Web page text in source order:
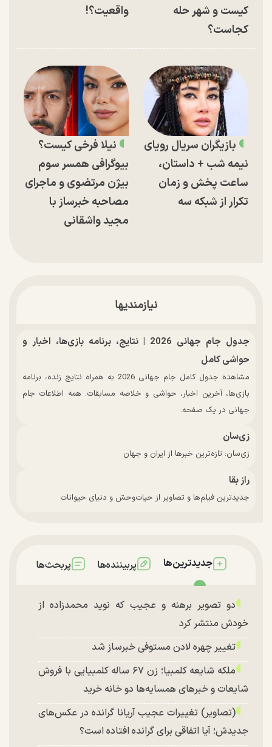
کیست و شهر حله
کجاست؟
واقعیت؟!
بازیگران سریال رویای
نیمه شب + داستان،
ساعت پخش و زمان
تکرار از شبکه سه
نیلا فرخی کیست؟
بیوگرافی همسر سوم
بیژن مرتضوی و ماجرای
مصاحبه خبرساز با
مجید واشقانی
نیازمندیها
جدول جام جهانی 2026 | نتایج، برنامه بازی‌ها، اخبار و
حواشی کامل
مشاهده جدول کامل جام جهانی 2026 به همراه نتایج زنده، برنامه
بازی‌ها، آخرین اخبار، حواشی و خلاصه مسابقات. همه اطلاعات جام
جهانی در یک صفحه.
زی‌سان
زی‌سان: تازه‌ترین خبرها از ایران و جهان
راز بقا
جدیدترین فیلم‌ها و تصاویر از حیات‌وحش و دنیای حیوانات
جدیدترین‌ها پربیننده‌ها پربحث‌ها
دو تصویر برهنه و عجیب که نوید محمدزاده از
خودش منتشر کرد
تغییر چهره لادن مستوفی خبرساز شد
ملکه شایعه کلمبیا؛ زن ۶۷ ساله کلمبیایی با فروش
شایعات و خبر‌های همسایه‌ها دو خانه خرید
(تصاویر) تغییرات عجیب آریانا گرانده در عکس‌های
جدیدش؛ آیا اتفاقی برای گرانده افتاده است؟